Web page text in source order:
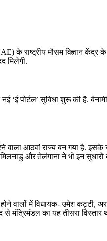
के राष्ट्रीय मौसम विज्ञान केंद्र
मिलेगी.
‘ई पोर्टल’ सुविधा शुरू की है.
वाला आठवां राज्‍य बन गया
और तेलंगाना ने भी इन
वालों में विधायक- उमेश कट्टी,
से मंत्रिमंडल का यह तीसरा विस्तार